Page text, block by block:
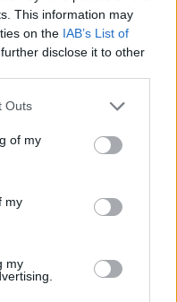
This information may
on the IAB’s List of
disclose it to other
Outs
of my
my
my
Κ. Μητσοτάκης:
ενεργοποίηση της
στις αγορές